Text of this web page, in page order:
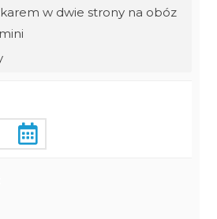
w dwie strony na obóz